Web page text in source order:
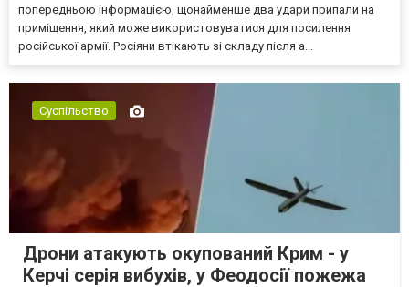
попередньою інформацією, щонайменше два удари припали на
приміщення, який може використовуватися для посилення
російської армії. Росіяни втікають зі складу після а...
Суспільство
Дрони атакують окупований Крим - у
Керчі серія вибухів, у Феодосії пожежа